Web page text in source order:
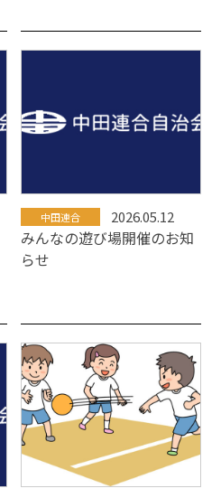
中田連合 2026.05.12
みんなの遊び場開催のお知
らせ